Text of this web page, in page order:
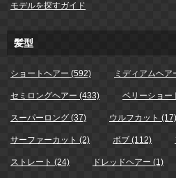
モデルを探すガイド
髪型
ショートヘアー (592) ミディアムヘア
セミロングヘアー (433) ベリーショー
スーパーロング (37) ウルフカット (17)
サーファーカット (2) ボブ (112)
ストレート (24) ドレッドヘアー (1)